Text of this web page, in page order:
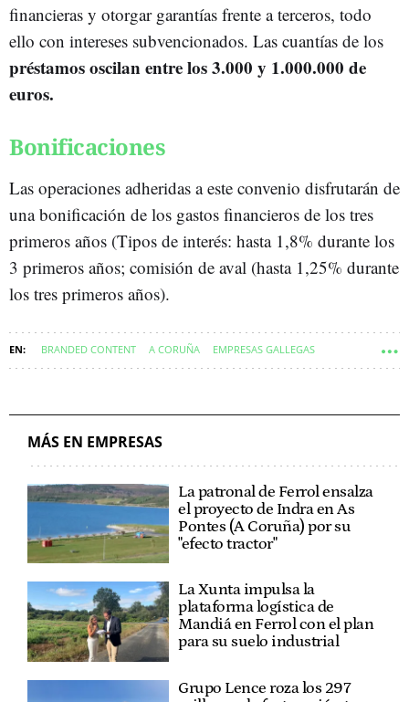
financieras y otorgar garantías frente a terceros, todo
ello con intereses subvencionados. Las cuantías de los
préstamos oscilan entre los 3.000 y 1.000.000 de
euros.
Bonificaciones
Las operaciones adheridas a este convenio disfrutarán de
una bonificación de los gastos financieros de los tres
primeros años (Tipos de interés: hasta 1,8% durante los
3 primeros años; comisión de aval (hasta 1,25% durante
los tres primeros años).
BRANDED CONTENT A CORUÑA EMPRESAS GALLEGAS
MÁS EN EMPRESAS
La patronal de Ferrol ensalza
el proyecto de Indra en As
Pontes (A Coruña) por su
"efecto tractor"
La Xunta impulsa la
plataforma logística de
Mandiá en Ferrol con el plan
para su suelo industrial
Grupo Lence roza los 297